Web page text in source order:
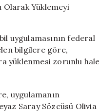
Federal
Zorunlu
Olarak
Yüklemeyi
uygulamasının federal
bilgilere göre,
yüklenmesi zorunlu
uygulamanın
Saray Sözcüsü Olivia